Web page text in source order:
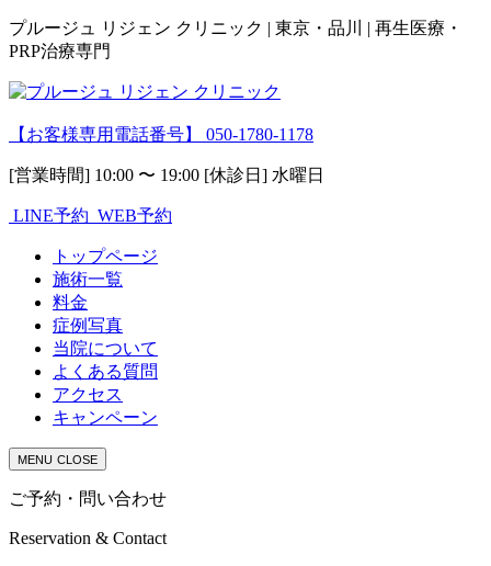
プルージュ リジェン クリニック | 東京・品川 | 再生医療・
PRP治療専門
【お客様専用電話番号】 050-1780-1178
[営業時間] 10:00 〜 19:00 [休診日] 水曜日
LINE予約 WEB予約
トップページ
施術一覧
料金
症例写真
当院について
よくある質問
アクセス
キャンペーン
MENU CLOSE
ご予約・問い合わせ
Reservation & Contact